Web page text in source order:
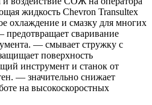
жидкость Chevron Transultex
охлаждение и смазку для многих
сваривание
— смывает стружку с
поверхность
инструмент и станок от
— значительно снижает
на высокоскоростных